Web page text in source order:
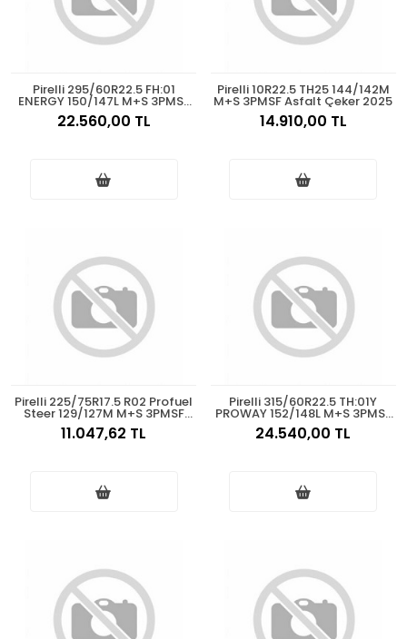
Pirelli 295/60R22.5 FH:01
ENERGY 150/147L M+S 3PMSF
Asfalt Düz 2025
22.560,00 TL
Pirelli 10R22.5 TH25 144/142M
M+S 3PMSF Asfalt Çeker 2025
14.910,00 TL
Pirelli 225/75R17.5 R02 Profuel
Steer 129/127M M+S 3PMSF
Asfalt Düz 2025
11.047,62 TL
Pirelli 315/60R22.5 TH:01Y
PROWAY 152/148L M+S 3PMSF
Asfalt Çeker 2025
24.540,00 TL